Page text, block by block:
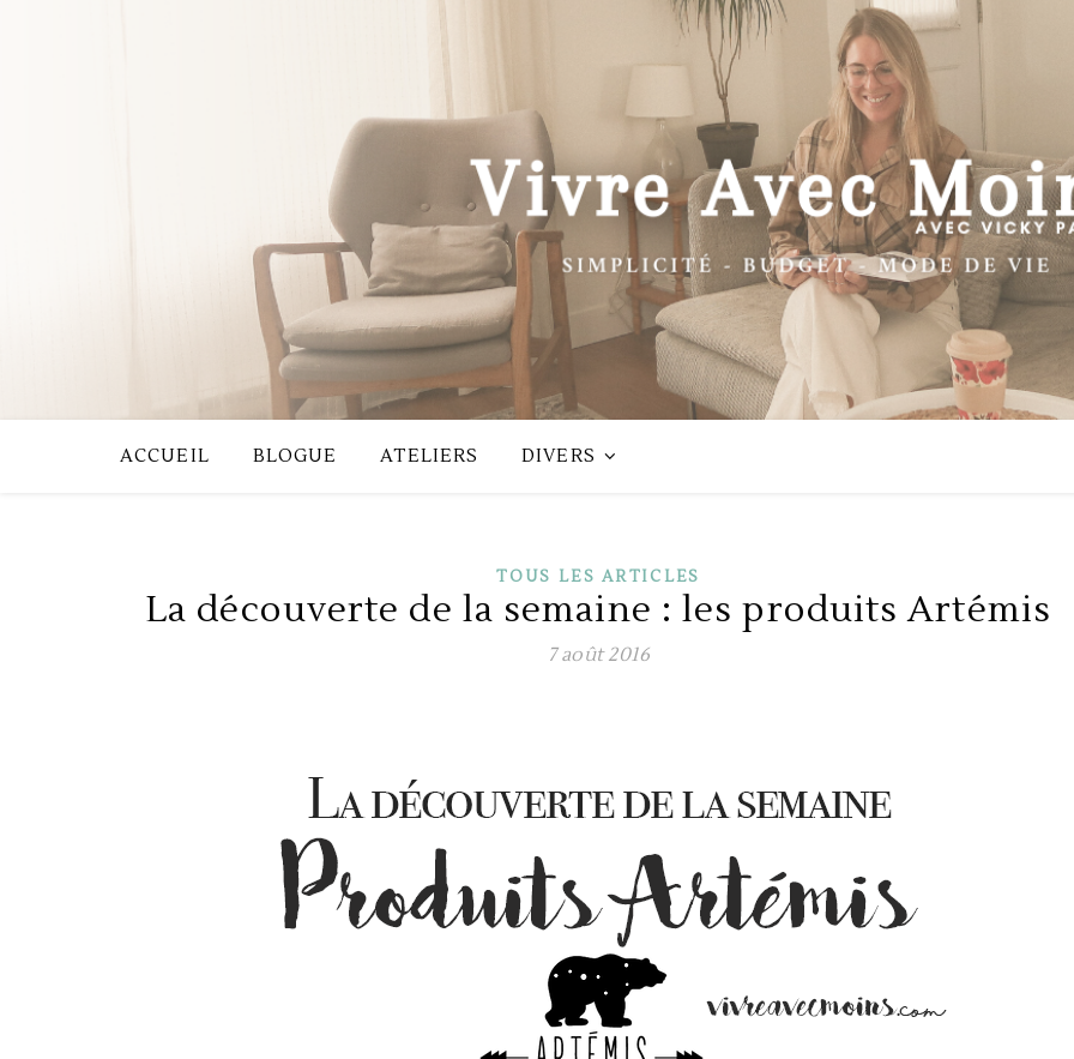
ACCUEIL BLOGUE ATELIERS DIVERS
TOUS LES ARTICLES
La découverte de la semaine : les produits Artémis
7 août 2016